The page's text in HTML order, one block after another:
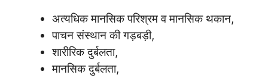
अत्यधिक मानसिक परिश्रम व मानसिक थकान,
पाचन संस्थान की गड़बड़ी,
शारीरिक दुर्बलता,
मानसिक दुर्बलता,